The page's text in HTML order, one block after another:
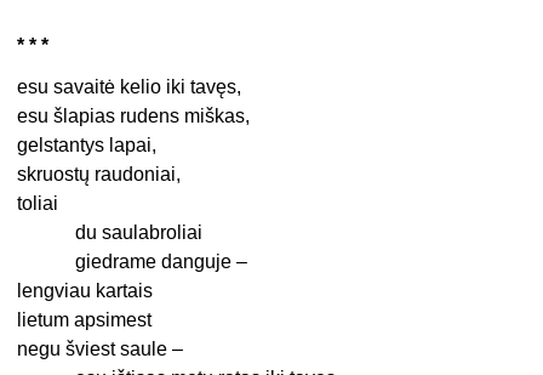
* * *
esu savaitė kelio iki tavęs,
esu šlapias rudens miškas,
gelstantys lapai,
skruostų raudoniai,
toliai
du saulabroliai
giedrame danguje –
lengviau kartais
lietum apsimest
negu šviest saule –